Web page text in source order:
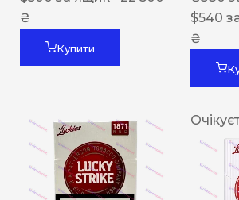
₴
Купити
$540
₴